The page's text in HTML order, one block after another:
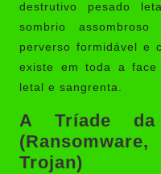
destrutivo pesado
sombrio assombroso
perverso formidável e
existe em toda a face
letal e sangrenta.
A Tríade da
Trojan)